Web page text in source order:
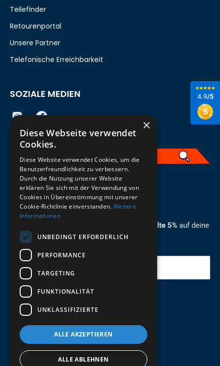
4.9/5
ZUM NEWSLETTER ANMELDEN
Melde dich jetzt zum Newsletter an und erhalte 5% auf deine
erste Bestellung.
Deine Email
Abschicken
Teilefinder
Retourenportal
Unsere Partner
Telefonische Erreichbarkeit
SOZIALE MEDIEN
German
×
Diese Webseite verwendet
Cookies.
Diese Website verwendet Cookies, um die
Benutzerfreundlichkeit zu verbessern.
Durch die Nutzung unserer Website
erklären Sie sich mit der Verwendung von
Cookies in Übereinstimmung mit unserer
Cookie-Richtlinie einverstanden. Weitere
Informationen
UNBEDINGT ERFORDERLICH
PERFORMANCE
TARGETING
FUNKTIONALITÄT
UNKLASSIFIZIERTE
ALLE AKZEPTIEREN
ALLE ABLEHNEN